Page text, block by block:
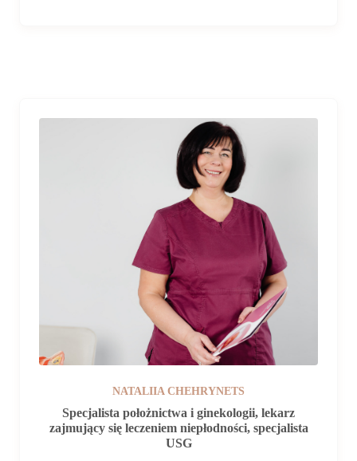
NATALIIA CHEHRYNETS
Specjalista położnictwa i ginekologii, lekarz
zajmujący się leczeniem niepłodności, specjalista
USG